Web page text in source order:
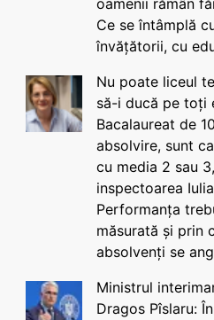
oamenii rămân
Ce se întâmplă
învățătorii, cu
Nu poate liceul
să-i ducă pe toți
Bacalaureat de
absolvire, sunt
cu media 2 sau
inspectoarea
Performanța
măsurată și prin
absolvenți se
Ministrul
Dragos Pîslaru: